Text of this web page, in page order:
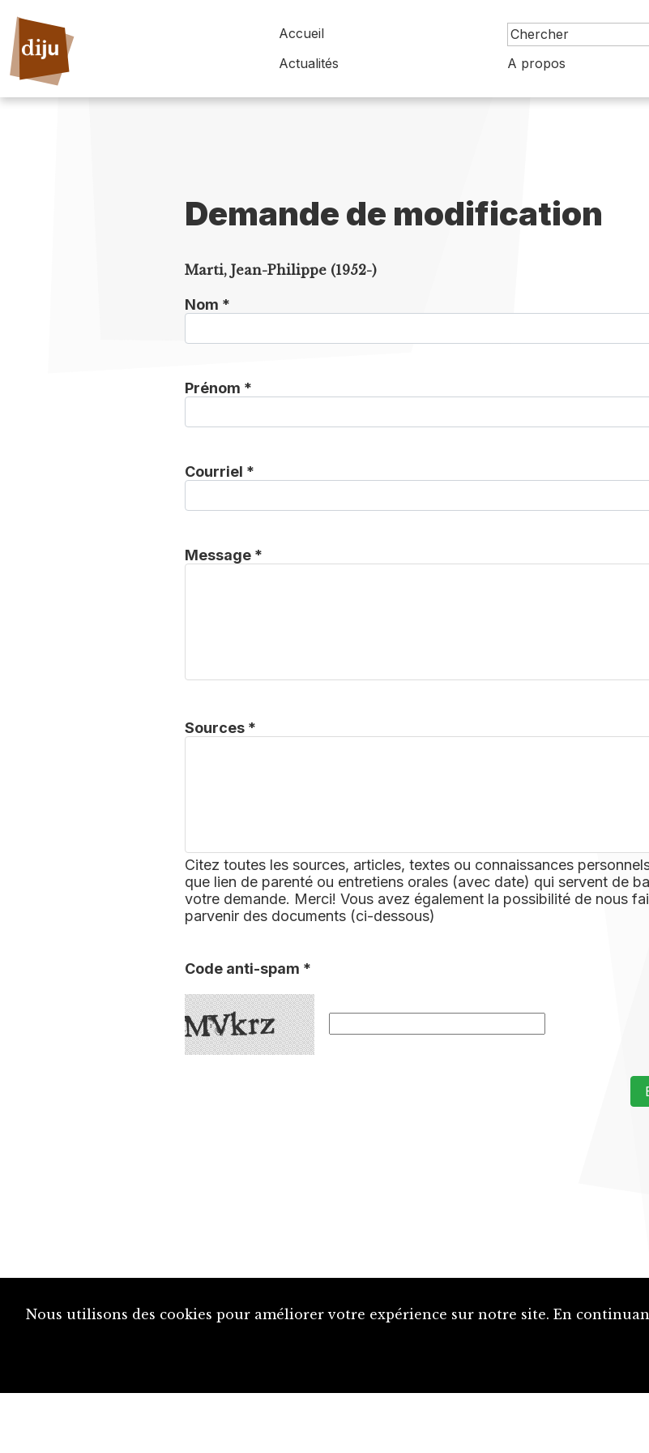
Accueil
Actualités
A propos
Demande de modification
Marti, Jean-Philippe (1952-)
Nom *
Prénom *
Courriel *
Message *
Sources *
Citez toutes les sources, articles, textes ou connaissances
que lien de parenté ou entretiens orales (avec date) qui servent de
votre demande. Merci! Vous avez également la possibilité de nous
parvenir des documents (ci-dessous)
Code anti-spam *
Nous utilisons des cookies pour améliorer votre expérience sur notre site. En